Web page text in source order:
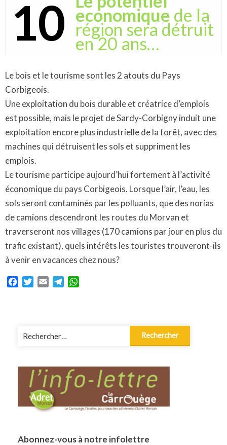
10 economique de la
région sera détruit
en 20 ans…
Le bois et le tourisme sont les 2 atouts du Pays
Corbigeois.
Une exploitation du bois durable et créatrice d’emplois
est possible, mais le projet de Sardy-Corbigny induit une
exploitation encore plus industrielle de la forêt, avec des
machines qui détruisent les sols et suppriment les
emplois.
Le tourisme participe aujourd’hui fortement à l’activité
économique du pays Corbigeois. Lorsque l’air, l’eau, les
sols seront contaminés par les polluants, que des norias
de camions descendront les routes du Morvan et
traverseront nos villages (170 camions par jour en plus du
trafic existant), quels intérêts les touristes trouveront-ils
à venir en vacances chez nous?
Facebook
Twitter
Email Telegram
Abonnez-vous à notre infolettre